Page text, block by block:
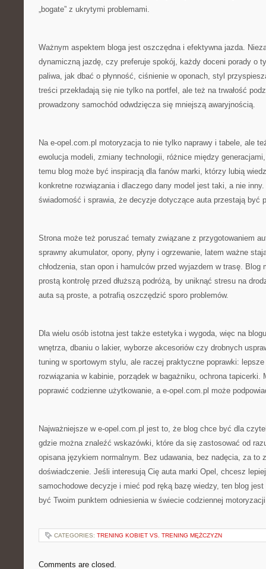
„bogate” z ukrytymi problemami.
Ważnym aspektem bloga jest oszczędna i efektywna jazda.
dynamiczną jazdę, czy preferuje spokój, każdy doceni porady o
paliwa, jak dbać o płynność, ciśnienie w oponach, styl
treści przekładają się nie tylko na portfel, ale też na trwałość
prowadzony samochód odwdzięcza się mniejszą awaryjnością.
Na e-opel.com.pl motoryzacja to nie tylko naprawy i tabele, ale
ewolucja modeli, zmiany technologii, różnice między
temu blog może być inspiracją dla fanów marki, którzy lubią
konkretne rozwiązania i dlaczego dany model jest taki, a nie
świadomość i sprawia, że decyzje dotyczące auta przestają być
Strona może też poruszać tematy związane z przygotowaniem
sprawny akumulator, opony, płyny i ogrzewanie, latem ważne
chłodzenia, stan opon i hamulców przed wyjazdem w trasę.
prostą kontrolę przed dłuższą podróżą, by uniknąć stresu na
auta są proste, a potrafią oszczędzić sporo problemów.
Dla wielu osób istotna jest także estetyka i wygoda, więc na
wnętrza, dbaniu o lakier, wyborze akcesoriów czy drobnych
tuning w sportowym stylu, ale raczej praktyczne poprawki:
rozwiązania w kabinie, porządek w bagażniku, ochrona tapicerki.
poprawić codzienne użytkowanie, a e-opel.com.pl może
Najważniejsze w e-opel.com.pl jest to, że blog chce być dla
gdzie można znaleźć wskazówki, które da się zastosować od
opisana językiem normalnym. Bez udawania, bez nadęcia, za to
doświadczenie. Jeśli interesują Cię auta marki Opel, chcesz
samochodowe decyzje i mieć pod ręką bazę wiedzy, ten blog jest
być Twoim punktem odniesienia w świecie codziennej
CATEGORIES: TRENING KOBIET VS. TRENING MĘŻCZYZN
Comments are closed.